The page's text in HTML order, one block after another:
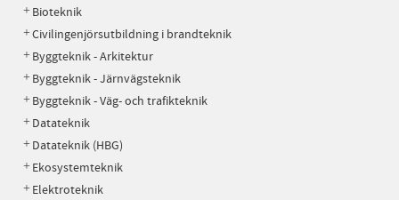
Bioteknik
Civilingenjörsutbildning i brandteknik
Byggteknik - Arkitektur
Byggteknik - Järnvägsteknik
Byggteknik - Väg- och trafikteknik
Datateknik
Datateknik (HBG)
Ekosystemteknik
Elektroteknik